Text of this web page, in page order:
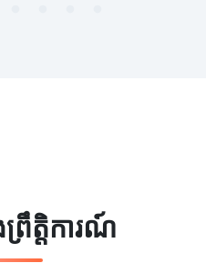
រឹត្តិការណ៍